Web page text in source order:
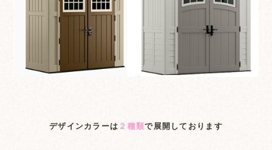
デザインカラーは ２種類で展開しております